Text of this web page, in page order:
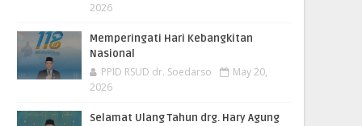
2026
Memperingati Hari Kebangkitan
Nasional
PPID RSUD dr. Soedarso
May 20,
2026
Selamat Ulang Tahun drg. Hary Agung